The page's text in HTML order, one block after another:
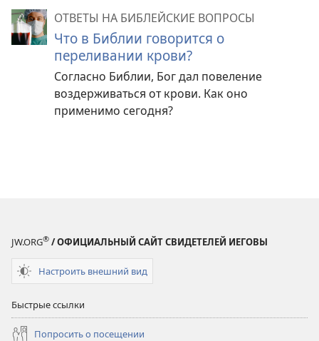
ОТВЕТЫ НА БИБЛЕЙСКИЕ ВОПРОСЫ
Что в Библии говорится о
переливании крови?
Согласно Библии, Бог дал повеление
воздерживаться от крови. Как оно
применимо сегодня?
JW.ORG® / ОФИЦИАЛЬНЫЙ САЙТ СВИДЕТЕЛЕЙ ИЕГОВЫ
Настроить внешний вид
Быстрые ссылки
Попросить о посещении